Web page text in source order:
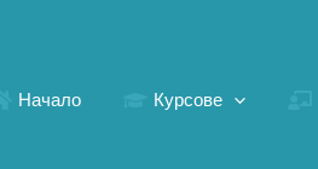
Начало Курсове